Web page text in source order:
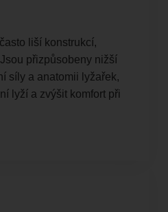
liší konstrukcí,
přizpůsobeny nižší
síly a anatomii lyžařek,
lyží a zvýšit komfort při